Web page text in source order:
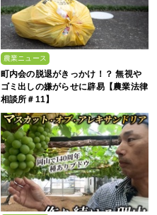
農業ニュース
町内会の脱退がきっかけ！？ 無視や
ゴミ出しの嫌がらせに辟易【農業法律
相談所＃11】